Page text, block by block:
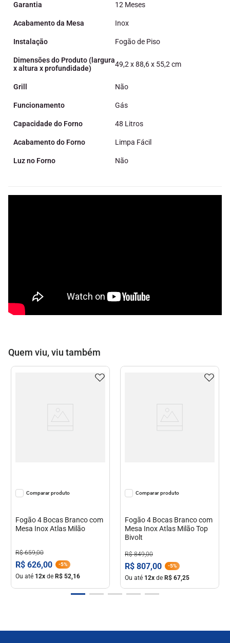
Garantia 12 Meses
Acabamento da Mesa Inox
Instalação Fogão de Piso
Dimensões do Produto (largura
x altura x profundidade)
49,2 x 88,6 x 55,2 cm
Grill Não
Funcionamento Gás
Capacidade do Forno 48 Litros
Acabamento do Forno Limpa Fácil
Luz no Forno Não
Quem viu, viu também
Comparar
Fogão 4 Bocas Branco com
Mesa Inox Atlas Milão
R$ 659,00
R$ 626,00 -5%
Ou até 12x de R$ 52,16
Comparar
Fogão 4 Bocas Branco com
Mesa Inox Atlas Milão Top
Bivolt
R$ 849,00
R$ 807,00 -5%
Ou até 12x de R$ 67,25